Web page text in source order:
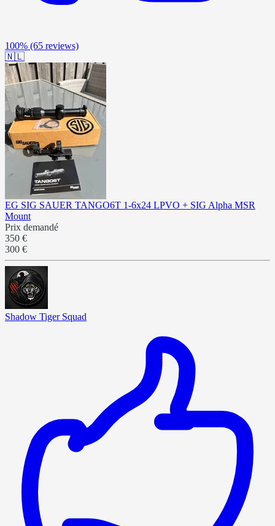
100% (65 reviews)
🇳🇱
EG SIG SAUER TANGO6T 1-6x24 LPVO + SIG Alpha MSR
Mount
Prix demandé
350 €
300 €
Shadow Tiger Squad